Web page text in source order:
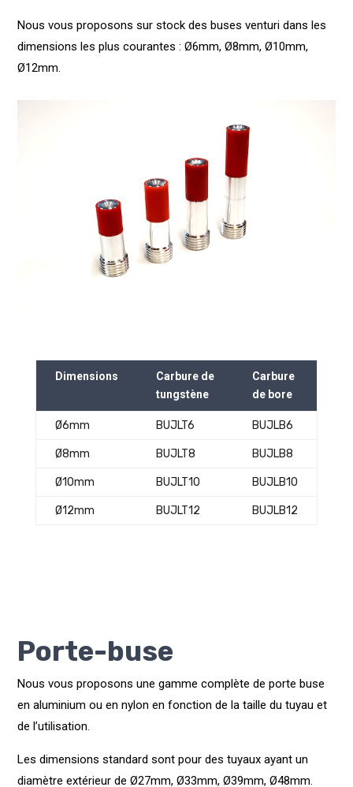
Nous vous proposons sur stock des buses venturi dans les
dimensions les plus courantes : Ø6mm, Ø8mm, Ø10mm,
Ø12mm.
Dimensions
Carbure de
tungstène
Carbure
de bore
Ø6mm BUJLT6 BUJLB6
Ø8mm BUJLT8 BUJLB8
Ø10mm BUJLT10 BUJLB10
Ø12mm BUJLT12 BUJLB12
Porte-buse
Nous vous proposons une gamme complète de porte buse
en aluminium ou en nylon en fonction de la taille du tuyau et
de l’utilisation.
Les dimensions standard sont pour des tuyaux ayant un
diamètre extérieur de Ø27mm, Ø33mm, Ø39mm, Ø48mm.